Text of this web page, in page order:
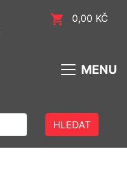
0,00 KČ
MENU
HLEDAT